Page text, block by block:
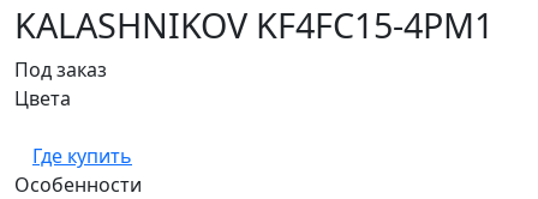
KALASHNIKOV KF4FC15-4PM1
Под заказ
Цвета
Где купить
Особенности